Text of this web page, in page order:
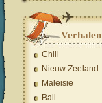
Verhalen
Chili
Nieuw Zeeland
Maleisie
Bali